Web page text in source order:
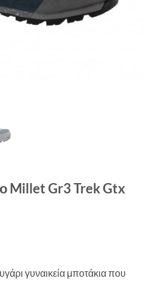
Millet Gr3 Trek Gtx
γυναικεία μποτάκια που